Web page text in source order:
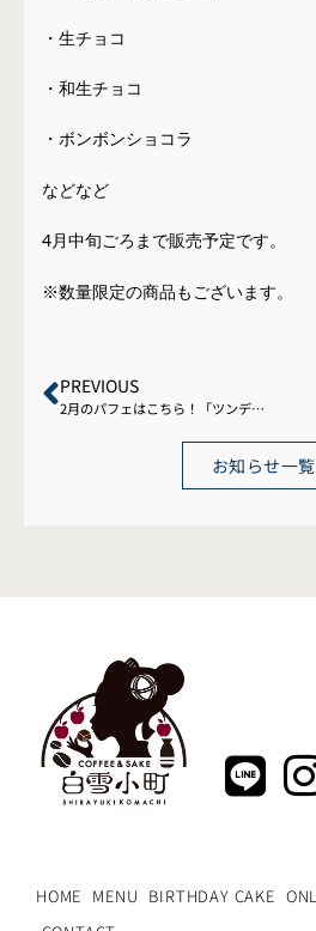
・生チョコ
・和生チョコ
・ボンボンショコラ
などなど
4月中旬ごろまで販売予定です。
※数量限定の商品もございます。
PREVIOUS
2月のパフェはこちら！「ツンデレねこのバレンタインパフェ」
お知らせ一覧
HOME MENU BIRTHDAY CAKE